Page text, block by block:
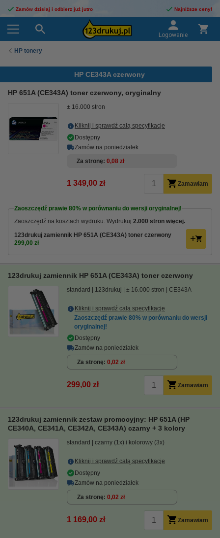
Zamów dzisiaj i odbierz już jutro Najniższe ceny!
Logowanie
HP tonery
HP CE343A czerwony
HP 651A (CE343A) toner czerwony, oryginalny
± 16.000 stron
Kliknij i sprawdź całą specyfikacje
Dostępny
Zamów na poniedziałek
Za stronę 0,08 zł
1 349,00 zł Zamawiam
Zaoszczędź prawie 80% w porównaniu do wersji oryginalnej!
Zaoszczędź na kosztach wydruku. Wydrukuj 2.000 stron więcej.
123drukuj zamiennik HP 651A (CE343A) toner czerwony
299,00 zł
123drukuj zamiennik HP 651A (CE343A) toner czerwony
standard 123drukuj ± 16.000 stron CE343A
Kliknij i sprawdź całą specyfikacje
Zaoszczędź prawie 80% w porównaniu do wersji
oryginalnej!
Dostępny
Zamów na poniedziałek
Za stronę 0,02 zł
299,00 zł Zamawiam
123drukuj zamiennik zestaw promocyjny: HP 651A (HP
CE340A, CE341A, CE342A, CE343A) czarny + 3 kolory
standard czarny (1x) i kolorowy (3x)
Kliknij i sprawdź całą specyfikacje
Dostępny
Zamów na poniedziałek
Za stronę 0,02 zł
1 169,00 zł Zamawiam